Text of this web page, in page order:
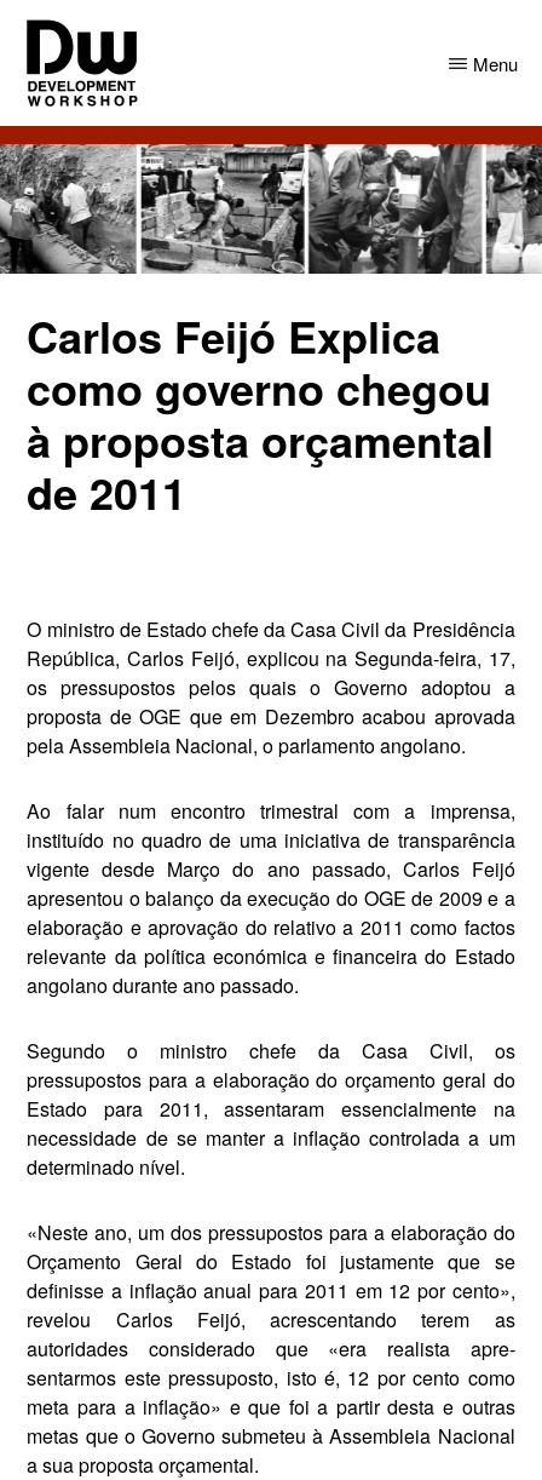
Skip
main
content
Skip
primary
sidebar
DW
Angola
Development
Workshop
Angola
Menu
Carlos Feijó Explica
como governo chegou
à proposta orçamental
de 2011
O ministro de Estado chefe da Casa Civil da Presidência
República, Carlos Feijó, explicou na Segunda-feira, 17,
os pressu­postos pelos quais o Governo adoptou a
proposta de OGE que em Dezembro acabou aprovada
pela Assembleia Nacional, o par­lamento angolano.
Ao falar num encontro trimes­tral com a imprensa,
instituído no quadro de uma iniciativa de transparência
vigente desde Mar­ço do ano passado, Carlos Feijó
apresentou o balanço da execução do OGE de 2009 e a
elaboração e aprovação do relativo a 2011 como factos
relevante da política económica e financeira do Estado
angolano durante ano passado.
Segundo o ministro chefe da Casa Civil, os
pressupostos para a elaboração do orçamento geral do
Estado para 2011, assentaram essencialmente na
necessidade de se manter a inflação controlada a um
determinado nível.
«Neste ano, um dos pressupos­tos para a elaboração do
Orça­mento Geral do Estado foi justa­mente que se
definisse a inflação anual para 2011 em 12 por cento»,
revelou Carlos Feijó, acrescen­tando terem as
autoridades con­siderado que «era realista apre­
sentarmos este pressuposto, isto é, 12 por cento como
meta para a inflação» e que foi a partir des­ta e outras
metas que o Governo submeteu à Assembleia Nacional
a sua proposta orçamental.